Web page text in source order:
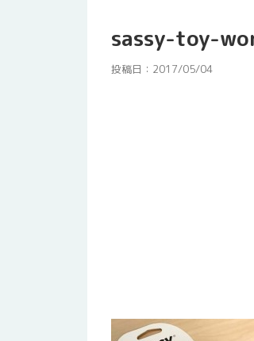
sassy-toy-
投稿日： 2017/05/04